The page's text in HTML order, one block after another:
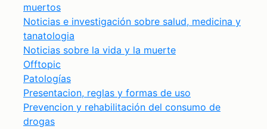
muertos
Noticias e investigación sobre salud, medicina y
tanatologia
Noticias sobre la vida y la muerte
Offtopic
Patologías
Presentacion, reglas y formas de uso
Prevencion y rehabilitación del consumo de
drogas